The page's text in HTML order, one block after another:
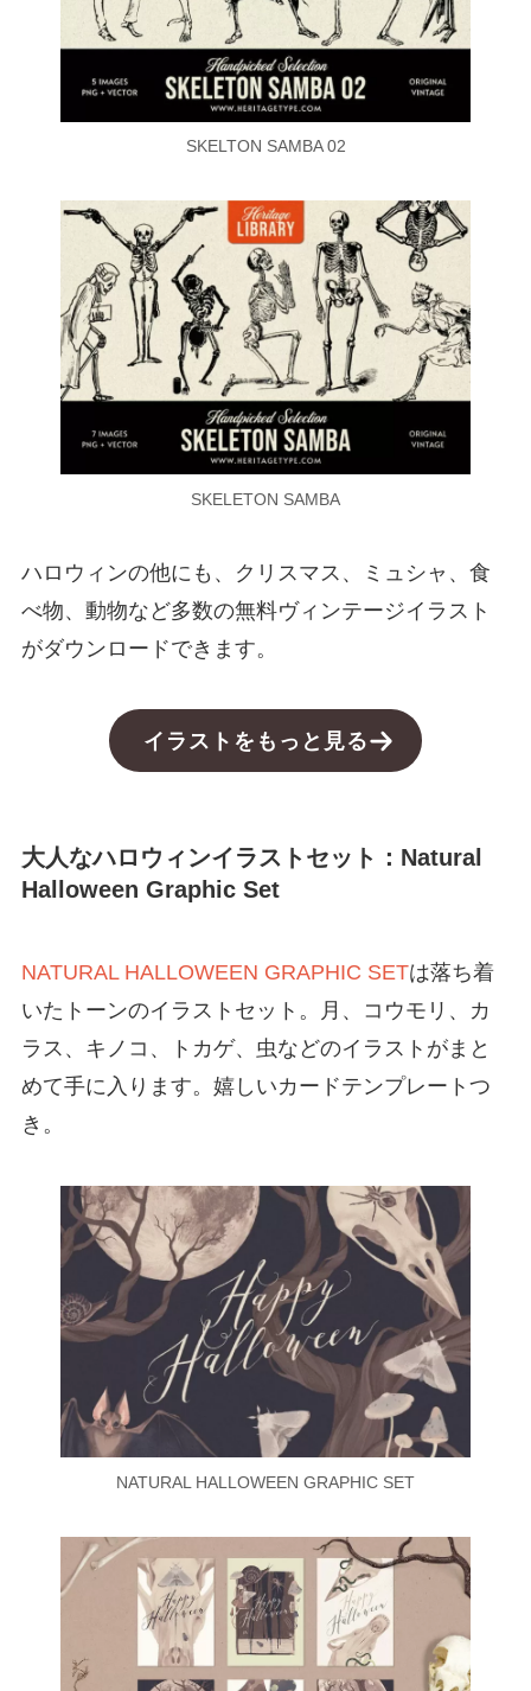
SKELTON SAMBA 02
SKELETON SAMBA
ハロウィンの他にも、クリスマス、ミュシャ、食
べ物、動物など多数の無料ヴィンテージイラスト
がダウンロードできます。
イラストをもっと見る
大人なハロウィンイラストセット：Natural
Halloween Graphic Set
NATURAL HALLOWEEN GRAPHIC SETは落ち着
いたトーンのイラストセット。月、コウモリ、カ
ラス、キノコ、トカゲ、虫などのイラストがまと
めて手に入ります。嬉しいカードテンプレートつ
き。
NATURAL HALLOWEEN GRAPHIC SET